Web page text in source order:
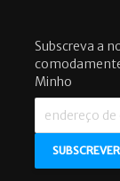
Subscreva a
Minho